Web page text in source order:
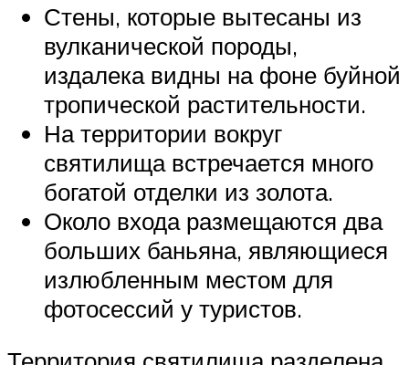
Стены, которые вытесаны из
вулканической породы,
издалека видны на фоне буйной
тропической растительности.
На территории вокруг
святилища встречается много
богатой отделки из золота.
Около входа размещаются два
больших баньяна, являющиеся
излюбленным местом для
фотосессий у туристов.